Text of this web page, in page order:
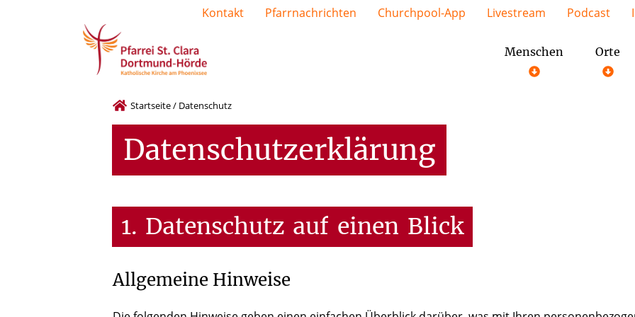
Menschen Orte
Kontakt Pfarrnachrichten Churchpool-App Livestream Podcast
Startseite/ Datenschutz
Datenschutzerklärung
1. Datenschutz auf einen Blick
Allgemeine Hinweise